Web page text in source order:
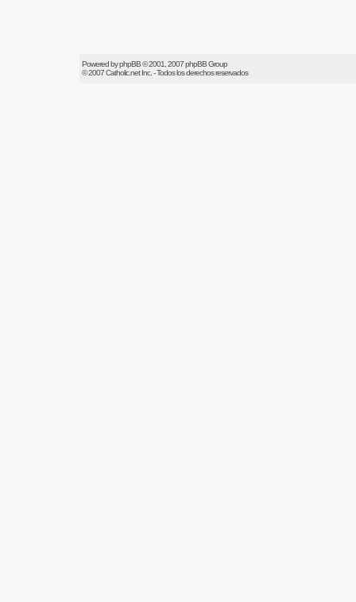
Powered byphpBB© 2001, 2007 phpBB Group
© 2007Catholic.netInc. - Todos los derechos reservados